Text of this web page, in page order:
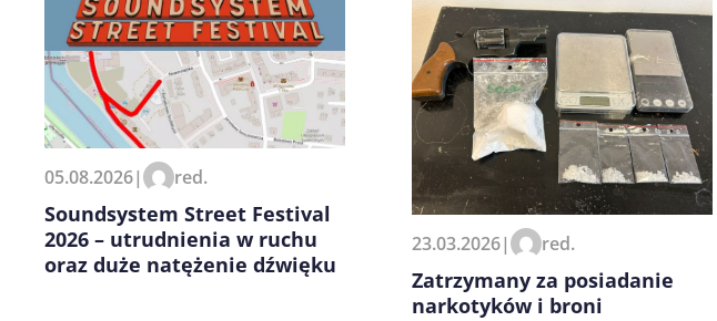
Zapamiętaj moje dane w tej przeglądarce podczas pisania
kolejnych komentarzy.
05.08.2026| red.
Soundsystem Street Festival
2026 – utrudnienia w ruchu
oraz duże natężenie dźwięku
23.03.2026| red.
Zatrzymany za posiadanie
narkotyków i broni